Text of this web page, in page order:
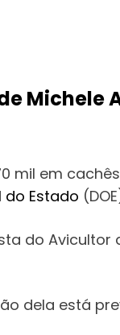
Michele
mil em
do Estado
do Avicultor
dela está